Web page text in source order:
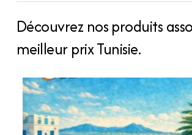
Découvrez nos produits
meilleur prix Tunisie.